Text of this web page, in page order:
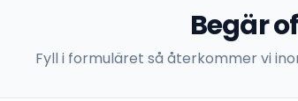
Begär
Fyll i formuläret så återkommer vi